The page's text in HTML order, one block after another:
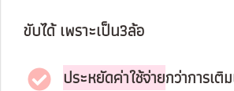
ขับได้ เพราะเป็น3ล้อ
ประหยัดค่าใช้จ่ายกว่าการเติ